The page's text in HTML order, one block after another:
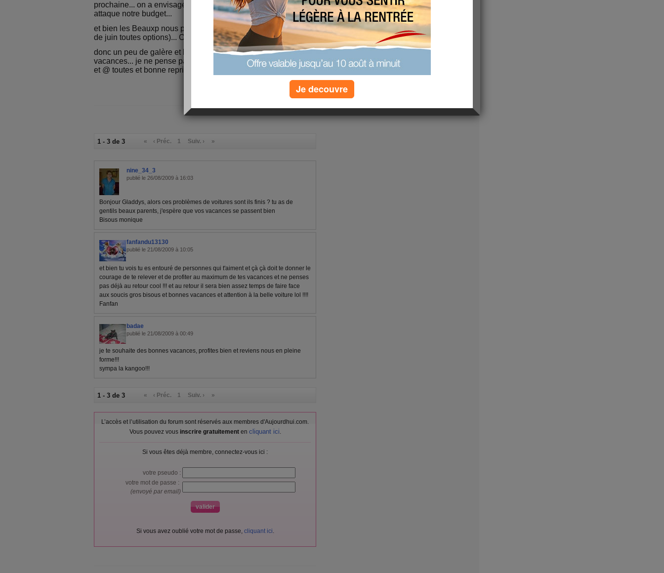
prochaine... on a envisagé de louer une voiture... même si ça
attaque notre budget...
et bien les Beauxp nous proposent leur voiture neuve (kangoo
de juin toutes options)... C'est tellement gentil...
donc un peu de galère et bcq d'amour... voilà le début de nos
vacances... je ne pense pas revenir d'ici 10 jours... biz @ tous
et @ toutes et bonne reprise !!! lol
(3) commentaires
1 - 3 de 3 « ‹ Préc. 1 Suiv. › »
nine_34_3
publié le 26/08/2009 à 16:03
Bonjour Gladdys, alors ces problèmes de voitures sont ils finis ? tu as de
gentils beaux parents, j'espère que vos vacances se passent bien
Bisous monique
fanfandu13130
publié le 21/08/2009 à 10:05
et bien tu vois tu es entouré de personnes qui t'aiment et çà çà doit te donner le
courage de te relever et de profiter au maximum de tes vacances et ne penses
pas déjà au retour cool !!! et au retour il sera bien assez temps de faire face
aux soucis gros bisous et bonnes vacances et attention à la belle voiture lol !!!!
Fanfan
badae
publié le 21/08/2009 à 00:49
je te souhaite des bonnes vacances, profites bien et reviens nous en pleine
forme!!!
sympa la kangoo!!!
1 - 3 de 3 « ‹ Préc. 1 Suiv. › »
L’accès et l’utilisation du forum sont réservés aux membres d'Aujourdhui.com.
Vous pouvez vous inscrire gratuitementen cliquant ici.
Si vous êtes déjà membre, connectez-vous ici :
votre pseudo :
votre mot de passe :
(envoyé par email)
Si vous avez oublié votre mot de passe, cliquant ici.
Je decouvre